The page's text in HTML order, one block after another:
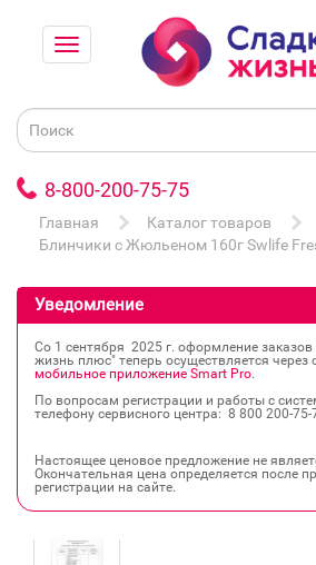
8-800-200-75-75
Главная
Каталог товаров
Блинчики с Жюльеном 160г Swlife
Уведомление
Со 1 сентября 2025 г. оформление
жизнь плюс" теперь осуществляется через
мобильное приложение Smart Pro.
По вопросам регистрации и работы с
телефону сервисного центра: 8 800
Настоящее ценовое предложение не
Окончательная цена определяется после
регистрации на сайте.